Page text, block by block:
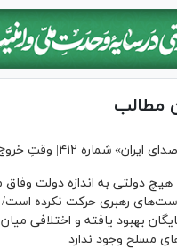
مطالب
ایران» شماره ۴۱۲| وقتِ خروج
هیچ دولتی به اندازه دولت وفاق
رهبری حرکت نکرده است/
بهبود یافته و اختلافی میان
مسلح وجود ندارد